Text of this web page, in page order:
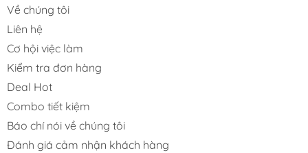
Về chúng tôi
Liên hệ
Cơ hội việc làm
Kiểm tra đơn hàng
Deal Hot
Combo tiết kiệm
Báo chí nói về chúng tôi
Đánh giá cảm nhận khách hàng